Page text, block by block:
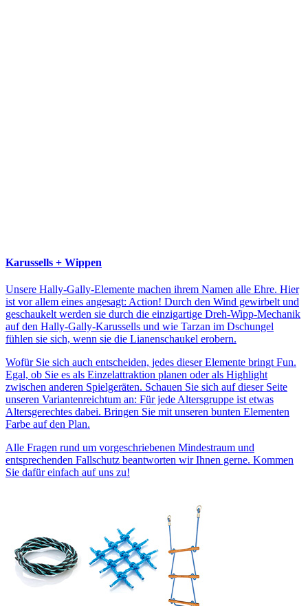
Karussells + Wippen
Unsere Hally-Gally-Elemente machen ihrem Namen alle Ehre. Hier
ist vor allem eines angesagt: Action! Durch den Wind gewirbelt und
geschaukelt werden sie durch die einzigartige Dreh-Wipp-Mechanik
auf den Hally-Gally-Karussells und wie Tarzan im Dschungel
fühlen sie sich, wenn sie die Lianenschaukel erobern.
Wofür Sie sich auch entscheiden, jedes dieser Elemente bringt Fun.
Egal, ob Sie es als Einzelattraktion planen oder als Highlight
zwischen anderen Spielgeräten. Schauen Sie sich auf dieser Seite
unseren Variantenreichtum an: Für jede Altersgruppe ist etwas
Altersgerechtes dabei. Bringen Sie mit unseren bunten Elementen
Farbe auf den Plan.
Alle Fragen rund um vorgeschriebenen Mindestraum und
entsprechenden Fallschutz beantworten wir Ihnen gerne. Kommen
Sie dafür einfach auf uns zu!